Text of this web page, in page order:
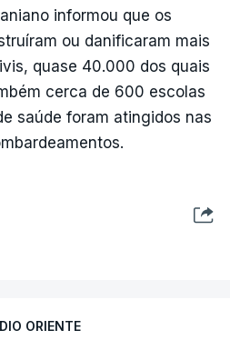
informou que os
ou danificaram mais
quase 40.000 dos quais
cerca de 600 escolas
saúde foram atingidos nas
ORIENTE